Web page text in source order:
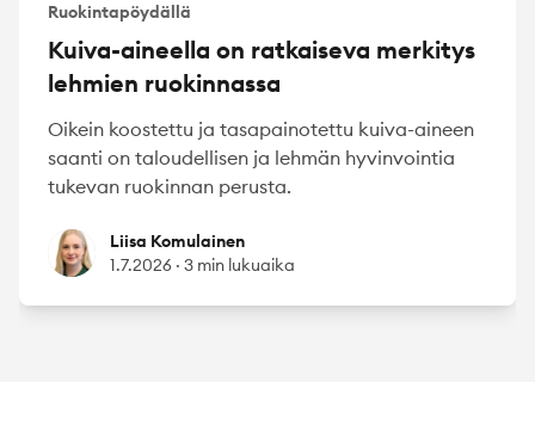
Ruokintapöydällä
Kuiva-aineella on ratkaiseva merkitys
lehmien ruokinnassa
Oikein koostettu ja tasapainotettu kuiva-aineen
saanti on taloudellisen ja lehmän hyvinvointia
tukevan ruokinnan perusta.
Liisa Komulainen
Liisa Komulainen
1.7.2026 · 3 min lukuaika